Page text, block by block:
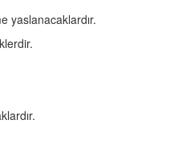
yaslanacaklardır.